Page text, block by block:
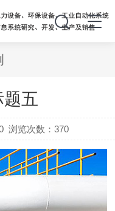
五
浏览次数：370